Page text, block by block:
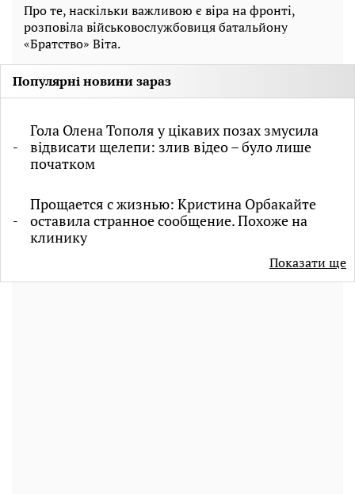
Про те, наскільки важливою є віра на фронті,
розповіла військовослужбовиця батальйону
«Братство» Віта.
Популярні новини зараз
Гола Олена Тополя у цікавих позах змусила
відвисати щелепи: злив відео – було лише
початком
Прощается с жизнью: Кристина Орбакайте
оставила странное сообщение. Похоже на
клинику
Показати ще